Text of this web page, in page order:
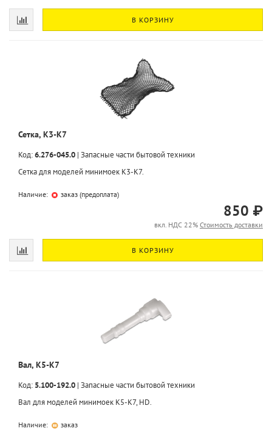
В КОРЗИНУ
Сетка, K3-K7
Код:6.276-045.0 | Запасные части бытовой техники
Сетка для моделей минимоек K3-K7.
Наличие: заказ (предоплата)
850 ₽
вкл. НДС 22% Стоимость доставки
В КОРЗИНУ
Вал, K5-K7
Код: 5.100-192.0 | Запасные части бытовой техники
Вал для моделей минимоек K5-K7, HD.
Наличие: заказ